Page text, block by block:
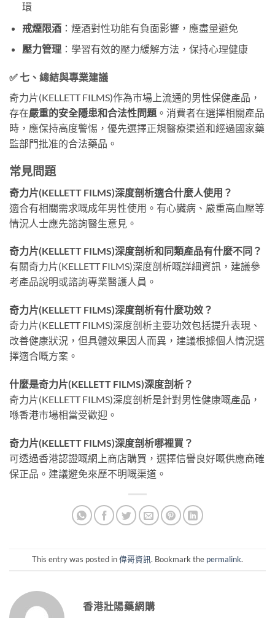
環
戒煙限酒：煙酒對性功能有負面影響，應盡量避免
壓力管理：學習有效的壓力緩解方法，保持心理健康
✅ 七、總結與專業建議
奇力片(KELLETT FILMS)作為市場上流通的男性保健產品，
存在嚴重的安全隱患和合法性問題 。消費者在選擇相關產品
時，應保持高度警惕，優先選擇正規醫療渠道和經過國家藥
監部門批准的合法藥品。
常見問題
奇力片(KELLETT FILMS)深度剖析適合什麼人使用？
適合有相關需求嘅成年男性使用。有心臟病、嚴重高血壓等
情況人士應先諮詢醫生意見。
奇力片(KELLETT FILMS)深度剖析和同類產品有什麼不同？
有關奇力片(KELLETT FILMS)深度剖析嘅詳細資訊，建議參
考產品說明或諮詢專業醫護人員。
奇力片(KELLETT FILMS)深度剖析有什麼功效？
奇力片(KELLETT FILMS)深度剖析主要功效包括提升表現、
改善健康狀況，但具體效果因人而異，建議根據個人情況選
擇適合嘅方案。
什麼是奇力片(KELLETT FILMS)深度剖析？
奇力片(KELLETT FILMS)深度剖析是針對男性健康嘅產品，
喺香港市場相當受歡迎。
奇力片(KELLETT FILMS)深度剖析哪裡買？
可透過香港認證嘅網上商店購買，選擇信譽良好嘅供應商確
保正品。建議避免來歷不明嘅渠道。
This entry was posted in偉哥資訊. Bookmark the permalink.
香港壯陽藥網購